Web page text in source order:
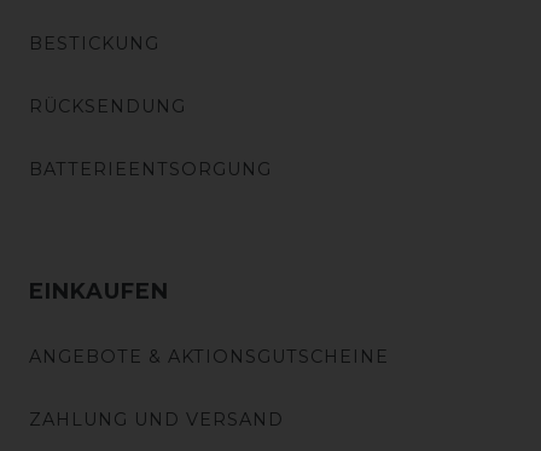
BESTICKUNG
RÜCKSENDUNG
BATTERIEENTSORGUNG
EINKAUFEN
ANGEBOTE & AKTIONSGUTSCHEINE
ZAHLUNG UND VERSAND